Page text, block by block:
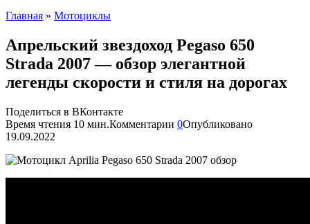
Главная » Мотоциклы
Апрельский звездоход Pegaso 650
Strada 2007 — обзор элегантной
легенды скорости и стиля на дорогах
Поделиться в ВКонтакте
Время чтения 10 мин.Комментарии 0Опубликовано
19.09.2022